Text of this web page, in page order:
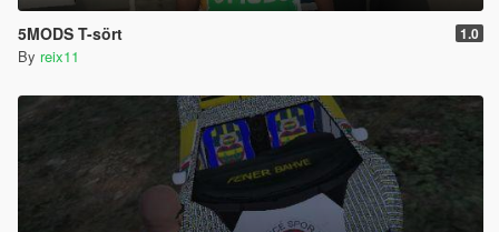
5MODS T-sört 1.0
By reix11